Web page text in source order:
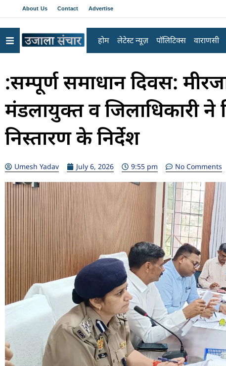
About Us Contact Advertise
होम लेटेस्ट न्यूज़ पॉलिटिक्स वाराणसी
:सम्पूर्ण समाधान दिवस:
मंडलायुक्त व जिलाधिकारी
निस्तारण के निर्देश
Umesh Yadav July 6, 2026 9:55 pm No Comments